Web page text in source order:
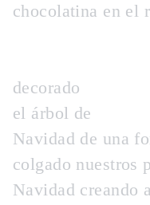
chocolatina en el
decorado
el árbol de
Navidad de una
colgado nuestros
Navidad creando